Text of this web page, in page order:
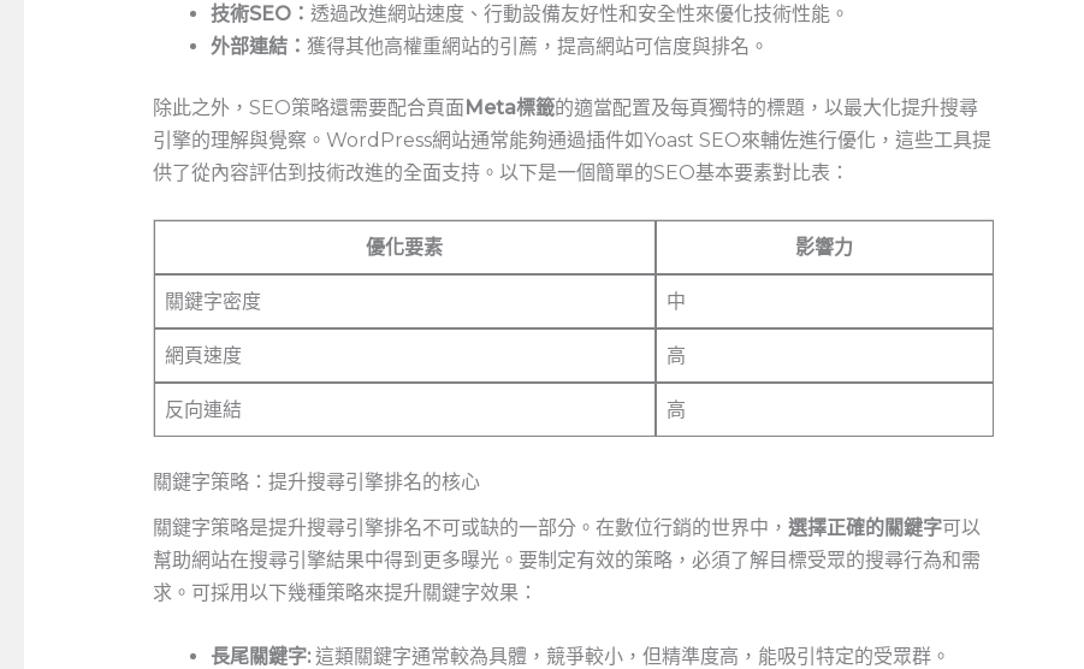
技術SEO： 透過改進網站速度、行動設備友好性和安全性來優化技術性能。
外部連結： 獲得其他高權重網站的引薦，提高網站可信度與排名。
除此之外，SEO策略還需要配合頁面Meta標籤的適當配置及每頁獨特的標題，以最大化提升搜尋
引擎的理解與覺察。WordPress網站通常能夠通過插件如Yoast ‍SEO來輔佐進行優化，這些工具提
供了從內容評估到技術改進的全面支持。以下是一個簡單的SEO基本要素對比表：
優化要素 影響力
關鍵字密度 中
網頁速度 高
反向連結 高
關鍵字策略：提升搜尋引擎排名的核心
關鍵字策略是提升搜尋引擎排名不可或缺的一部分。在數位行銷的世界中， 選擇正確的關鍵字可以
幫助網站在搜尋引擎結果中得到更多曝光。要制定有效的策略，必須了解目標受眾的搜尋行為和需
求。可採用以下幾種策略來提升關鍵字效果：
長尾關鍵字:這類關鍵字通常較為具體，競爭較小，但精準度高，能吸引特定的受眾群。